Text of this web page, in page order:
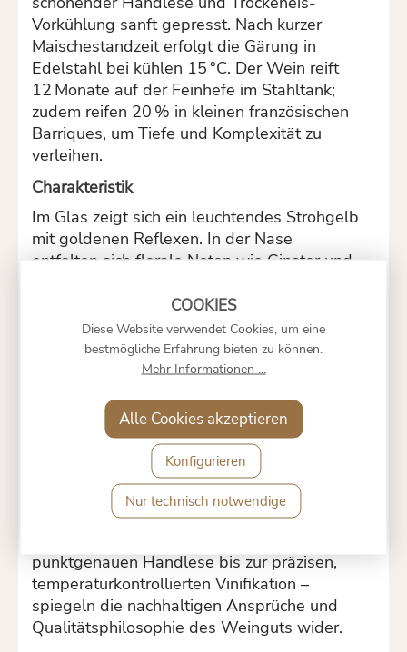
Vorkühlung sanft gepresst. Nach kurzer
Maischestandzeit erfolgt die Gärung in
Edelstahl bei kühlen 15 °C. Der Wein reift
12 Monate auf der Feinhefe im Stahltank;
zudem reifen 20 % in kleinen französischen
Barriques, um Tiefe und Komplexität zu
verleihen.
Charakteristik
Im Glas zeigt sich ein leuchtendes Strohgelb
mit goldenen Reflexen. In der Nase
entfalten sich florale Noten wie Ginster und
maritime Nuancen sowie feine Vanilletöne.
Am Gaumen überzeugt dieser Riserva mit
Struktur, ausgewogener Frische, markanter
Säure, salziger Spannung und elegantem
Hinter diesem Premium-Wein steht
, ein familiengeführtes Anwesen mit
Wurzeln im 19. Jahrhundert, das seit 1999
eine topmoderne, klimaneutrale Kellerei
punktgenauen Handlese bis zur präzisen,
temperaturkontrollierten Vinifikation –
spiegeln die nachhaltigen Ansprüche und
Qualitätsphilosophie des Weinguts wider.
Diese Website verwendet Cookies, um eine
bestmögliche Erfahrung bieten zu können.
Mehr Informationen ...
Nur technisch notwendige
Konfigurieren
Alle Cookies akzeptieren